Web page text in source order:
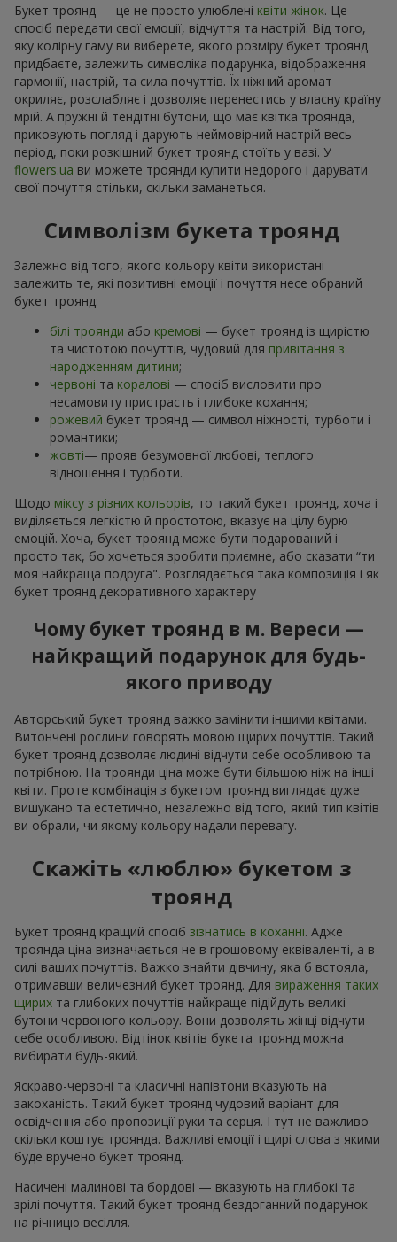
Букет троянд — це не просто улюблені квіти жінок. Це —
спосіб передати свої емоції, відчуття та настрій. Від того,
яку колірну гаму ви виберете, якого розміру букет троянд
придбаєте, залежить символіка подарунка, відображення
гармонії, настрій, та сила почуттів. Їх ніжний аромат
окриляє, розслабляє і дозволяє перенестись у власну країну
мрій. А пружні й тендітні бутони, що має квітка троянда,
приковують погляд і дарують неймовірний настрій весь
період, поки розкішний букет троянд стоїть у вазі. У
flowers.ua ви можете троянди купити недорого і дарувати
свої почуття стільки, скільки заманеться.
Символізм букета троянд
Залежно від того, якого кольору квіти використані
залежить те, які позитивні емоції і почуття несе обраний
букет троянд:
білі троянди або кремові — букет троянд із щирістю
та чистотою почуттів, чудовий для привітання з
народженням дитини;
червоні та коралові — спосіб висловити про
несамовиту пристрасть і глибоке кохання;
рожевий букет троянд — символ ніжності, турботи і
романтики;
жовті— прояв безумовної любові, теплого
відношення і турботи.
Щодо міксу з різних кольорів, то такий букет троянд, хоча і
виділяється легкістю й простотою, вказує на цілу бурю
емоцій. Хоча, букет троянд може бути подарований і
просто так, бо хочеться зробити приємне, або сказати “ти
моя найкраща подруга". Розглядається така композиція і як
букет троянд декоративного характеру
Чому букет троянд в м. Вереси —
найкращий подарунок для будь-
якого приводу
Авторський букет троянд важко замінити іншими квітами.
Витончені рослини говорять мовою щирих почуттів. Такий
букет троянд дозволяє людині відчути себе особливою та
потрібною. На троянди ціна може бути більшою ніж на інші
квіти. Проте комбінація з букетом троянд виглядає дуже
вишукано та естетично, незалежно від того, який тип квітів
ви обрали, чи якому кольору надали перевагу.
Скажіть «люблю» букетом з
троянд
Букет троянд кращий спосіб зізнатись в коханні. Адже
троянда ціна визначається не в грошовому еквіваленті, а в
силі ваших почуттів. Важко знайти дівчину, яка б встояла,
отримавши величезний букет троянд. Для вираження таких
щирих та глибоких почуттів найкраще підійдуть великі
бутони червоного кольору. Вони дозволять жінці відчути
себе особливою. Відтінок квітів букета троянд можна
вибирати будь-який.
Яскраво-червоні та класичні напівтони вказують на
закоханість. Такий букет троянд чудовий варіант для
освідчення або пропозиції руки та серця. І тут не важливо
скільки коштує троянда. Важливі емоції і щирі слова з якими
буде вручено букет троянд.
Насичені малинові та бордові — вказують на глибокі та
зрілі почуття. Такий букет троянд бездоганний подарунок
на річницю весілля.